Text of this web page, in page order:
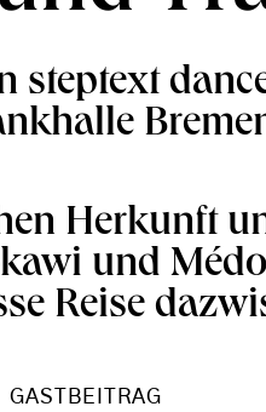
steptext
Herkunft
und
Reise
GASTBEITRAG